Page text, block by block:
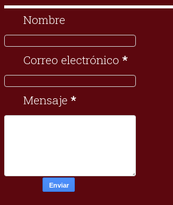
Nombre
Correo electrónico *
Mensaje *